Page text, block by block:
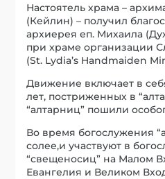
Настоятель храма –
(Кейлин) – получил
архиерея еп. Михаила
при храме организации
(St. Lydia’s Handmaiden
Движение включает в
лет, постриженных в
“алтарниц” пошили
Во время богослужения
солее,и участвуют в
“свещеносиц” на Малом
Евангелия и Великом